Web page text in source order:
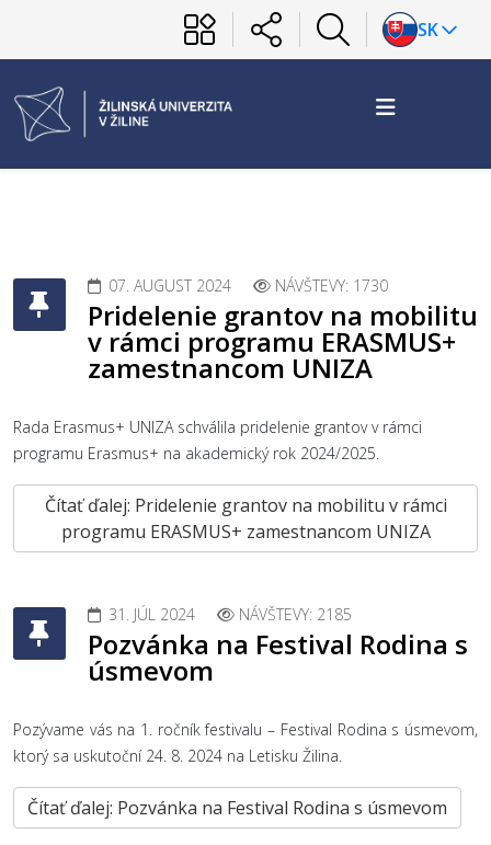
SK
07. AUGUST 2024 NÁVŠTEVY: 1730
Pridelenie grantov na mobilitu
v rámci programu ERASMUS+
zamestnancom UNIZA
Rada Erasmus+ UNIZA schválila pridelenie grantov v rámci
programu Erasmus+ na akademický rok 2024/2025.
Čítať ďalej: Pridelenie grantov na mobilitu v rámci
programu ERASMUS+ zamestnancom UNIZA
31. JÚL 2024 NÁVŠTEVY: 2185
Pozvánka na Festival Rodina s
úsmevom
Pozývame vás na 1. ročník festivalu – Festival Rodina s úsmevom,
ktorý sa uskutoční 24. 8. 2024 na Letisku Žilina.
Čítať ďalej: Pozvánka na Festival Rodina s úsmevom